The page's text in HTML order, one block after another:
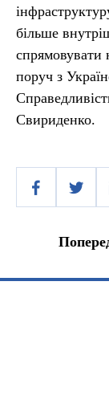
більше
спрямовувати
поруч з
Свириденко.